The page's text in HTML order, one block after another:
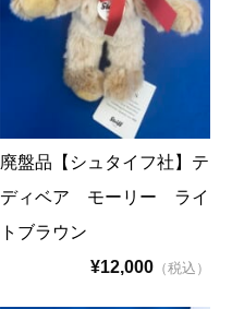
廃盤品【シュタイフ社】テ
ディベア モーリー ライ
トブラウン
¥12,000 （税込）